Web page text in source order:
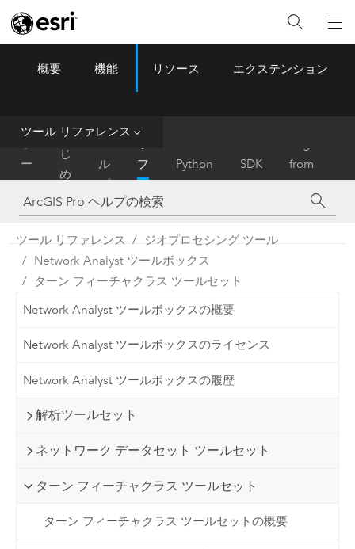
ArcGIS Pro Menu
概要 機能 リソース エクステンション
ツール リファレンス
ー
ム
は
じ
め
に
ル
プ
フ
ァ
レ
ン
ス
Python SDK
from
ArcMap
ツール リファレンス
ジオプロセシング ツール
Network Analyst ツールボックス
ターン フィーチャクラス ツールセット
Network Analyst ツールボックスの概要
Network Analyst ツールボックスのライセンス
Network Analyst ツールボックスの履歴
解析ツールセット
ネットワーク データセット ツールセット
ターン フィーチャクラス ツールセット
ターン フィーチャクラス ツールセットの概要